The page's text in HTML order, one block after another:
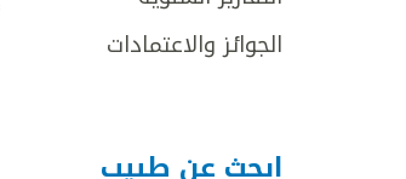
الجوائز والاعتمادات
ابحث عن طبيب